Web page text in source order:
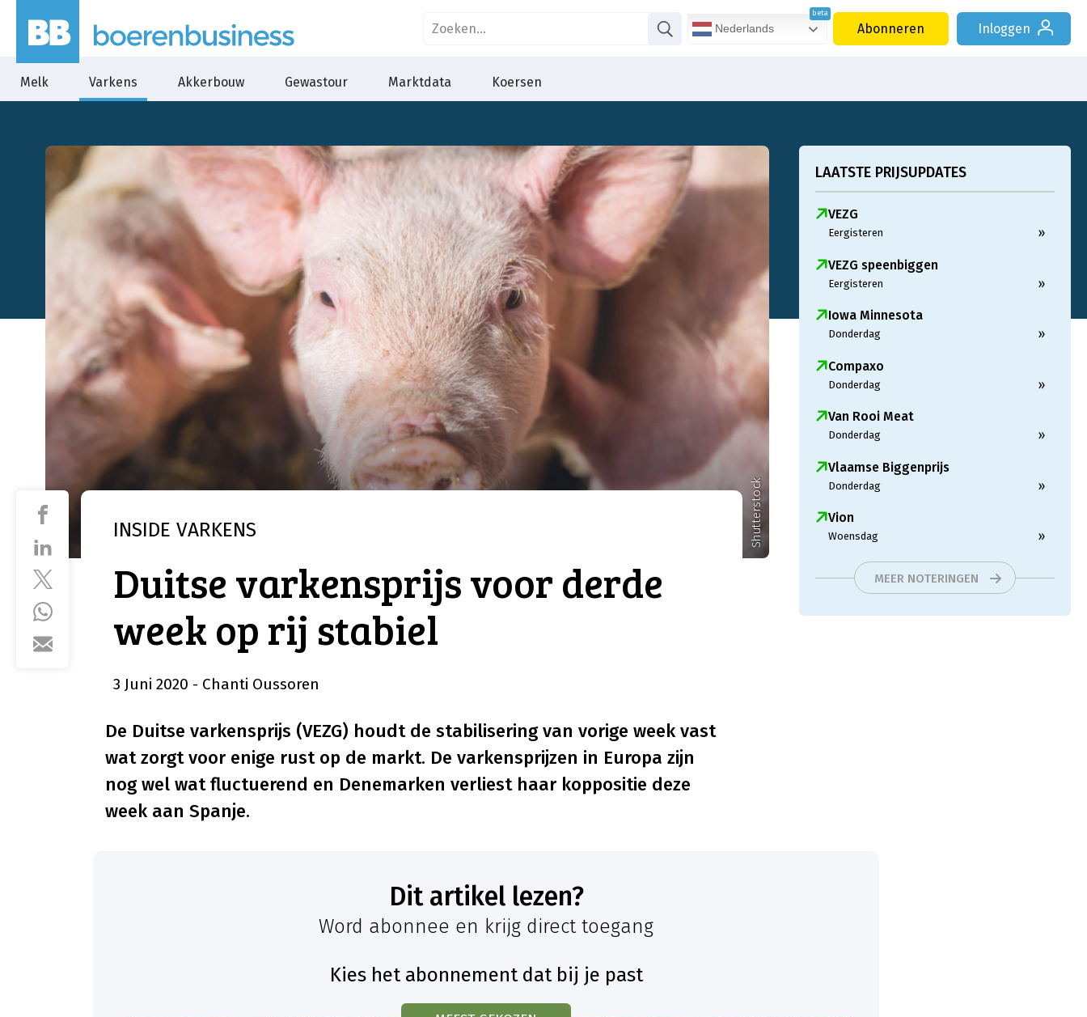
Nederlands Abonneren Inloggen
Melk Varkens Akkerbouw Gewastour Marktdata Koersen
Shutterstock
INSIDE VARKENS
Duitse varkensprijs voor derde
week op rij stabiel
3 Juni 2020 - Chanti Oussoren
De Duitse varkensprijs (VEZG) houdt de stabilisering van vorige week vast
wat zorgt voor enige rust op de markt. De varkensprijzen in Europa zijn
nog wel wat fluctuerend en Denemarken verliest haar koppositie deze
week aan Spanje.
LAATSTE PRIJSUPDATES
VEZG
Eergisteren »
VEZG speenbiggen
Eergisteren »
Iowa Minnesota
Donderdag »
Compaxo
Donderdag »
Van Rooi Meat
Donderdag »
Vlaamse Biggenprijs
Donderdag »
Vion
Woensdag »
MEER NOTERINGEN
Dit artikel lezen?
Word abonnee en krijg direct toegang
Kies het abonnement dat bij je past